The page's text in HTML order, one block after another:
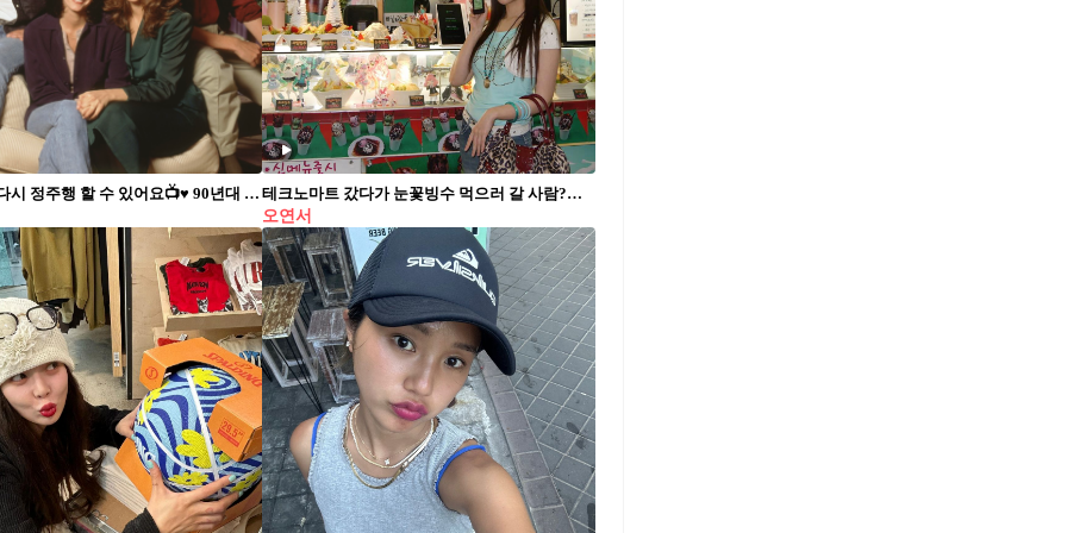
<프렌즈> 다시 정주행 할 수 있어요📺♥️ 90년대 뉴욕을 배경으로 여섯 친구의 일상과 우정을 담은 시트콤 <프렌즈>가 넷플릭스에서 다시 공개됐습니다. 레이첼, 모니카, 피비부터 조이, 챈들러, 로스까지 한자리에 모이면 벌어지는 소소한 사건들이 지금 봐도 계속 웃기고, 괜히 마음까지 편해지는 작품인데요. 제니퍼 애니스턴, 코트니 콕스, 리사 쿠드로, 맷 르블랑, 매튜 페리, 데이비드 슈위머가 함께한 전설의 여섯 친구를 다시 만날 수 있습니다. 주말에 가볍게 틀어두기 좋은 시트콤 찾고 있었다면, 센트럴 파크로 다시 출근해보세요.
테크노마트 갔다가 눈꽃빙수 먹으러 갈 사람?🍧 요즘 Y2K 무드가 다시 사랑받으면서 빈티지 디카, 캠코더처럼 전자기기를 구경하러 테크노마트를 찾는 사람들도 많아졌습니다. 진짜 2006년으로 돌아간 듯한 오연서의 패션과 메이크업을 보다 보면 그때 그 시절이 생각나는데요. 2000년대 세기말 감성을 제대로 즐기려면 캔모아도 빼놓을 수 없죠. 눈꽃빙수에 바삭한 토스트까지 추가해 먹어줘야 완성,, 테크노마트를 들른 오연서의 2006년 추억팔이 브이로그를 확인해보세요.
오연서